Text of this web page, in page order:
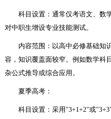
科目设置：通常仅考语文、数
对中职生增设专业技能测试。
内容范围：以高中必修基础知
容，知识覆盖面较窄。例如数学科
杂公式推导或综合应用。
夏季高考：
科目设置：采用"3+1+2"或"3+3"